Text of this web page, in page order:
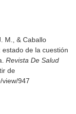
M., & Caballo
de la cuestión
Revista De Salud
de
view/947